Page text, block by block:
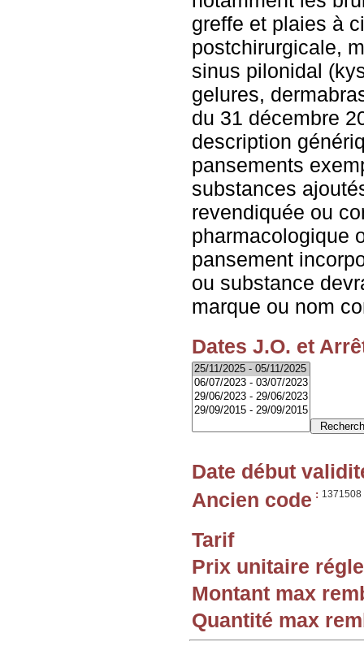
greffe et plaies à
postchirurgicale,
sinus pilonidal
gelures,
du 31 décembre
description
pansements
substances
revendiquée ou
pharmacologique
pansement
ou substance
marque ou nom
Dates J.O. et
Date début
Ancien code : 1371508
Tarif
Prix unitaire
Montant max
Quantité max